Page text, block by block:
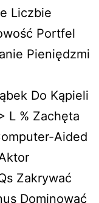
Liczbie
Portfel
Pieniędzmi
Do Kąpieli
L % Zachęta
Aided
Zakrywać
Dominować